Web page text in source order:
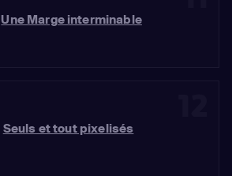
Une Marge interminable
Seuls et tout pixelisés